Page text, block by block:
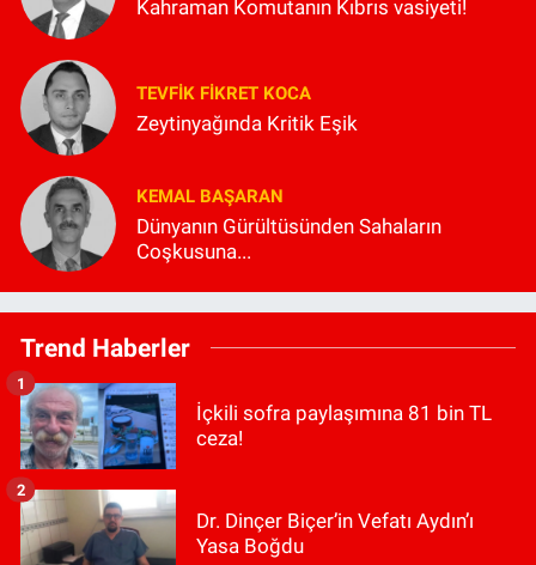
Kahraman Komutanın Kıbrıs vasiyeti!
TEVFIK FIKRET KOCA
Zeytinyağında Kritik Eşik
KEMAL BAŞARAN
Dünyanın Gürültüsünden Sahaların
Coşkusuna...
Trend Haberler
İçkili sofra paylaşımına 81 bin TL
ceza!
1
Dr. Dinçer Biçer’in Vefatı Aydın’ı
Yasa Boğdu
2